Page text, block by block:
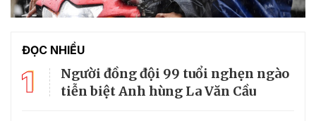
ĐỌC NHIỀU
1
Người đồng đội 99 tuổi nghẹn ngào
tiễn biệt Anh hùng La Văn Cầu